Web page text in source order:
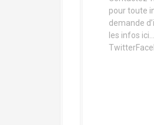
pour toute
demande
les infos